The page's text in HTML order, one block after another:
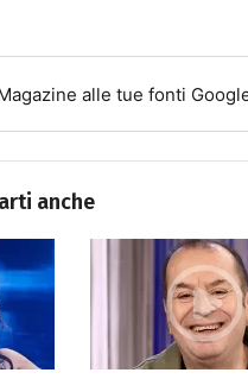
alle tue fonti
anche